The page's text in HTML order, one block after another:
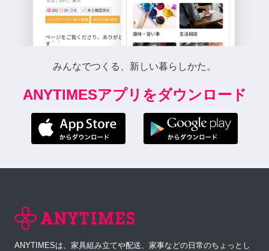
みんなでつくる、新しい暮らしかた。
ANYTIMESアプリをダウンロード
ANYTIMESは、家具組み立てや配送、家事などの日常のちょっとし